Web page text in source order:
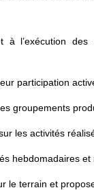
des
participation
activités
hebdomadaires et
terrain et